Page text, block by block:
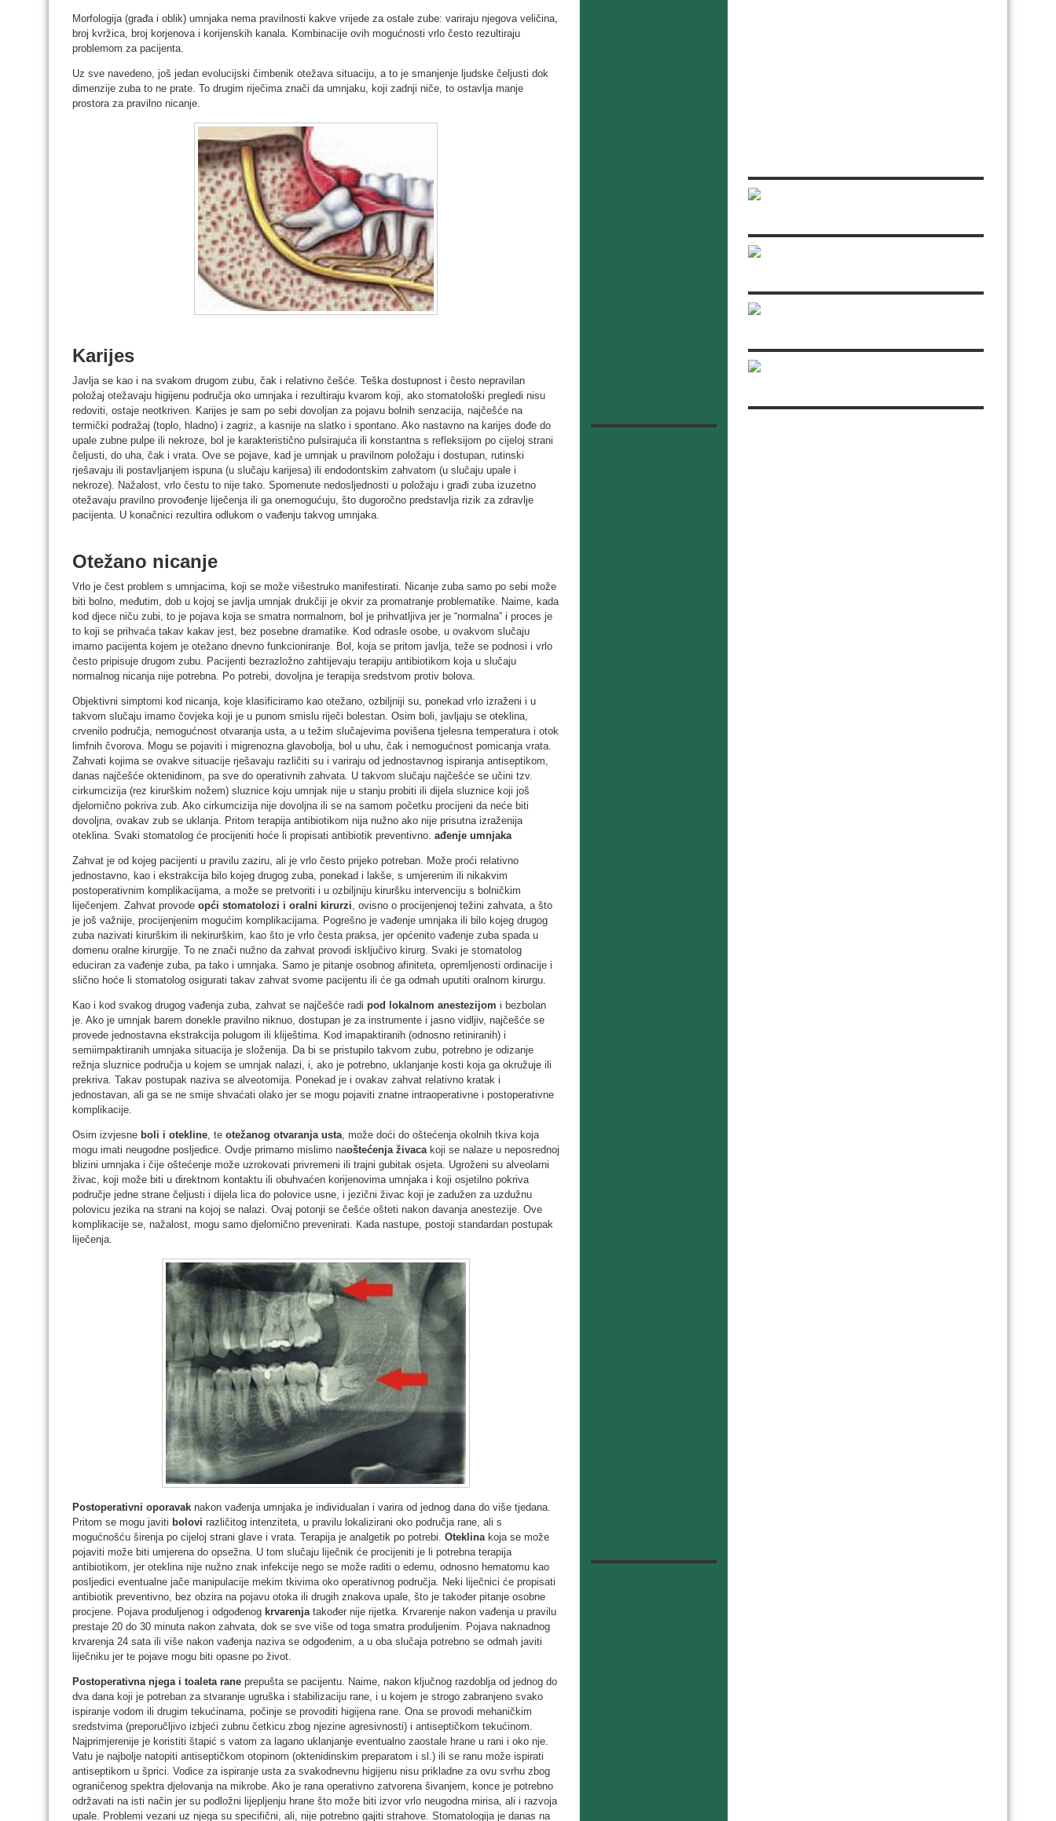
Morfologija (građa i oblik) umnjaka nema pravilnosti kakve vrijede za ostale zube: variraju njegova veličina,
broj kvržica, broj korjenova i korijenskih kanala. Kombinacije ovih mogućnosti vrlo često rezultiraju
problemom za pacijenta.
Uz sve navedeno, još jedan evolucijski čimbenik otežava situaciju, a to je smanjenje ljudske čeljusti dok
dimenzije zuba to ne prate. To drugim riječima znači da umnjaku, koji zadnji niče, to ostavlja manje
prostora za pravilno nicanje.
Karijes
Javlja se kao i na svakom drugom zubu, čak i relativno češće. Teška dostupnost i često nepravilan
položaj otežavaju higijenu područja oko umnjaka i rezultiraju kvarom koji, ako stomatološki pregledi nisu
redoviti, ostaje neotkriven. Karijes je sam po sebi dovoljan za pojavu bolnih senzacija, najčešće na
termički podražaj (toplo, hladno) i zagriz, a kasnije na slatko i spontano. Ako nastavno na karijes dođe do
upale zubne pulpe ili nekroze, bol je karakteristično pulsirajuća ili konstantna s refleksijom po cijeloj strani
čeljusti, do uha, čak i vrata. Ove se pojave, kad je umnjak u pravilnom položaju i dostupan, rutinski
rješavaju ili postavljanjem ispuna (u slučaju karijesa) ili endodontskim zahvatom (u slučaju upale i
nekroze). Nažalost, vrlo čestu to nije tako. Spomenute nedosljednosti u položaju i građi zuba izuzetno
otežavaju pravilno provođenje liječenja ili ga onemogućuju, što dugoročno predstavlja rizik za zdravlje
pacijenta. U konačnici rezultira odlukom o vađenju takvog umnjaka.
Otežano nicanje
Vrlo je čest problem s umnjacima, koji se može višestruko manifestirati. Nicanje zuba samo po sebi može
biti bolno, međutim, dob u kojoj se javlja umnjak drukčiji je okvir za promatranje problematike. Naime, kada
kod djece niču zubi, to je pojava koja se smatra normalnom, bol je prihvatljiva jer je “normalna” i proces je
to koji se prihvaća takav kakav jest, bez posebne dramatike. Kod odrasle osobe, u ovakvom slučaju
imamo pacijenta kojem je otežano dnevno funkcioniranje. Bol, koja se pritom javlja, teže se podnosi i vrlo
često pripisuje drugom zubu. Pacijenti bezrazložno zahtijevaju terapiju antibiotikom koja u slučaju
normalnog nicanja nije potrebna. Po potrebi, dovoljna je terapija sredstvom protiv bolova.
Objektivni simptomi kod nicanja, koje klasificiramo kao otežano, ozbiljniji su, ponekad vrlo izraženi i u
takvom slučaju imamo čovjeka koji je u punom smislu riječi bolestan. Osim boli, javljaju se oteklina,
crvenilo područja, nemogućnost otvaranja usta, a u težim slučajevima povišena tjelesna temperatura i otok
limfnih čvorova. Mogu se pojaviti i migrenozna glavobolja, bol u uhu, čak i nemogućnost pomicanja vrata.
Zahvati kojima se ovakve situacije rješavaju različiti su i variraju od jednostavnog ispiranja antiseptikom,
danas najčešće oktenidinom, pa sve do operativnih zahvata. U takvom slučaju najčešće se učini tzv.
cirkumcizija (rez kirurškim nožem) sluznice koju umnjak nije u stanju probiti ili dijela sluznice koji još
djelomično pokriva zub. Ako cirkumcizija nije dovoljna ili se na samom početku procijeni da neće biti
dovoljna, ovakav zub se uklanja. Pritom terapija antibiotikom nija nužno ako nije prisutna izraženija
oteklina. Svaki stomatolog će procijeniti hoće li propisati antibiotik preventivno. ađenje umnjaka
Zahvat je od kojeg pacijenti u pravilu zaziru, ali je vrlo često prijeko potreban. Može proći relativno
jednostavno, kao i ekstrakcija bilo kojeg drugog zuba, ponekad i lakše, s umjerenim ili nikakvim
postoperativnim komplikacijama, a može se pretvoriti i u ozbiljniju kiruršku intervenciju s bolničkim
liječenjem. Zahvat provode opći stomatolozi i oralni kirurzi , ovisno o procijenjenoj težini zahvata, a što
je još važnije, procijenjenim mogućim komplikacijama. Pogrešno je vađenje umnjaka ili bilo kojeg drugog
zuba nazivati kirurškim ili nekirurškim, kao što je vrlo česta praksa, jer općenito vađenje zuba spada u
domenu oralne kirurgije. To ne znači nužno da zahvat provodi isključivo kirurg. Svaki je stomatolog
educiran za vađenje zuba, pa tako i umnjaka. Samo je pitanje osobnog afiniteta, opremljenosti ordinacije i
slično hoće li stomatolog osigurati takav zahvat svome pacijentu ili će ga odmah uputiti oralnom kirurgu.
Kao i kod svakog drugog vađenja zuba, zahvat se najčešće radi pod lokalnom anestezijom i bezbolan
je. Ako je umnjak barem donekle pravilno niknuo, dostupan je za instrumente i jasno vidljiv, najčešće se
provede jednostavna ekstrakcija polugom ili kliještima. Kod imapaktiranih (odnosno retiniranih) i
semiimpaktiranih umnjaka situacija je složenija. Da bi se pristupilo takvom zubu, potrebno je odizanje
režnja sluznice područja u kojem se umnjak nalazi, i, ako je potrebno, uklanjanje kosti koja ga okružuje ili
prekriva. Takav postupak naziva se alveotomija. Ponekad je i ovakav zahvat relativno kratak i
jednostavan, ali ga se ne smije shvaćati olako jer se mogu pojaviti znatne intraoperativne i postoperativne
komplikacije.
Osim izvjesne boli i otekline , te otežanog otvaranja usta , može doći do oštećenja okolnih tkiva koja
mogu imati neugodne posljedice. Ovdje primarno mislimo naoštećenja živaca koji se nalaze u neposrednoj
blizini umnjaka i čije oštećenje može uzrokovati privremeni ili trajni gubitak osjeta. Ugroženi su alveolarni
živac, koji može biti u direktnom kontaktu ili obuhvaćen korijenovima umnjaka i koji osjetilno pokriva
područje jedne strane čeljusti i dijela lica do polovice usne, i jezični živac koji je zadužen za uzdužnu
polovicu jezika na strani na kojoj se nalazi. Ovaj potonji se češće ošteti nakon davanja anestezije. Ove
komplikacije se, nažalost, mogu samo djelomično prevenirati. Kada nastupe, postoji standardan postupak
liječenja.
Postoperativni oporavak nakon vađenja umnjaka je individualan i varira od jednog dana do više tjedana.
Pritom se mogu javiti bolovi različitog intenziteta, u pravilu lokalizirani oko područja rane, ali s
mogućnošću širenja po cijeloj strani glave i vrata. Terapija je analgetik po potrebi. Oteklina koja se može
pojaviti može biti umjerena do opsežna. U tom slučaju liječnik će procijeniti je li potrebna terapija
antibiotikom, jer oteklina nije nužno znak infekcije nego se može raditi o edemu, odnosno hematomu kao
posljedici eventualne jače manipulacije mekim tkivima oko operativnog područja. Neki liječnici će propisati
antibiotik preventivno, bez obzira na pojavu otoka ili drugih znakova upale, što je također pitanje osobne
procjene. Pojava produljenog i odgođenog krvarenja također nije rijetka. Krvarenje nakon vađenja u pravilu
prestaje 20 do 30 minuta nakon zahvata, dok se sve više od toga smatra produljenim. Pojava naknadnog
krvarenja 24 sata ili više nakon vađenja naziva se odgođenim, a u oba slučaja potrebno se odmah javiti
liječniku jer te pojave mogu biti opasne po život.
Postoperativna njega i toaleta rane prepušta se pacijentu. Naime, nakon ključnog razdoblja od jednog do
dva dana koji je potreban za stvaranje ugruška i stabilizaciju rane, i u kojem je strogo zabranjeno svako
ispiranje vodom ili drugim tekućinama, počinje se provoditi higijena rane. Ona se provodi mehaničkim
sredstvima (preporučljivo izbjeći zubnu četkicu zbog njezine agresivnosti) i antiseptičkom tekućinom.
Najprimjerenije je koristiti štapić s vatom za lagano uklanjanje eventualno zaostale hrane u rani i oko nje.
Vatu je najbolje natopiti antiseptičkom otopinom (oktenidinskim preparatom i sl.) ili se ranu može ispirati
antiseptikom u šprici. Vodice za ispiranje usta za svakodnevnu higijenu nisu prikladne za ovu svrhu zbog
ograničenog spektra djelovanja na mikrobe. Ako je rana operativno zatvorena šivanjem, konce je potrebno
održavati na isti način jer su podložni lijepljenju hrane što može biti izvor vrlo neugodna mirisa, ali i razvoja
upale. Problemi vezani uz njega su specifični, ali, nije potrebno gajiti strahove. Stomatologija je danas na